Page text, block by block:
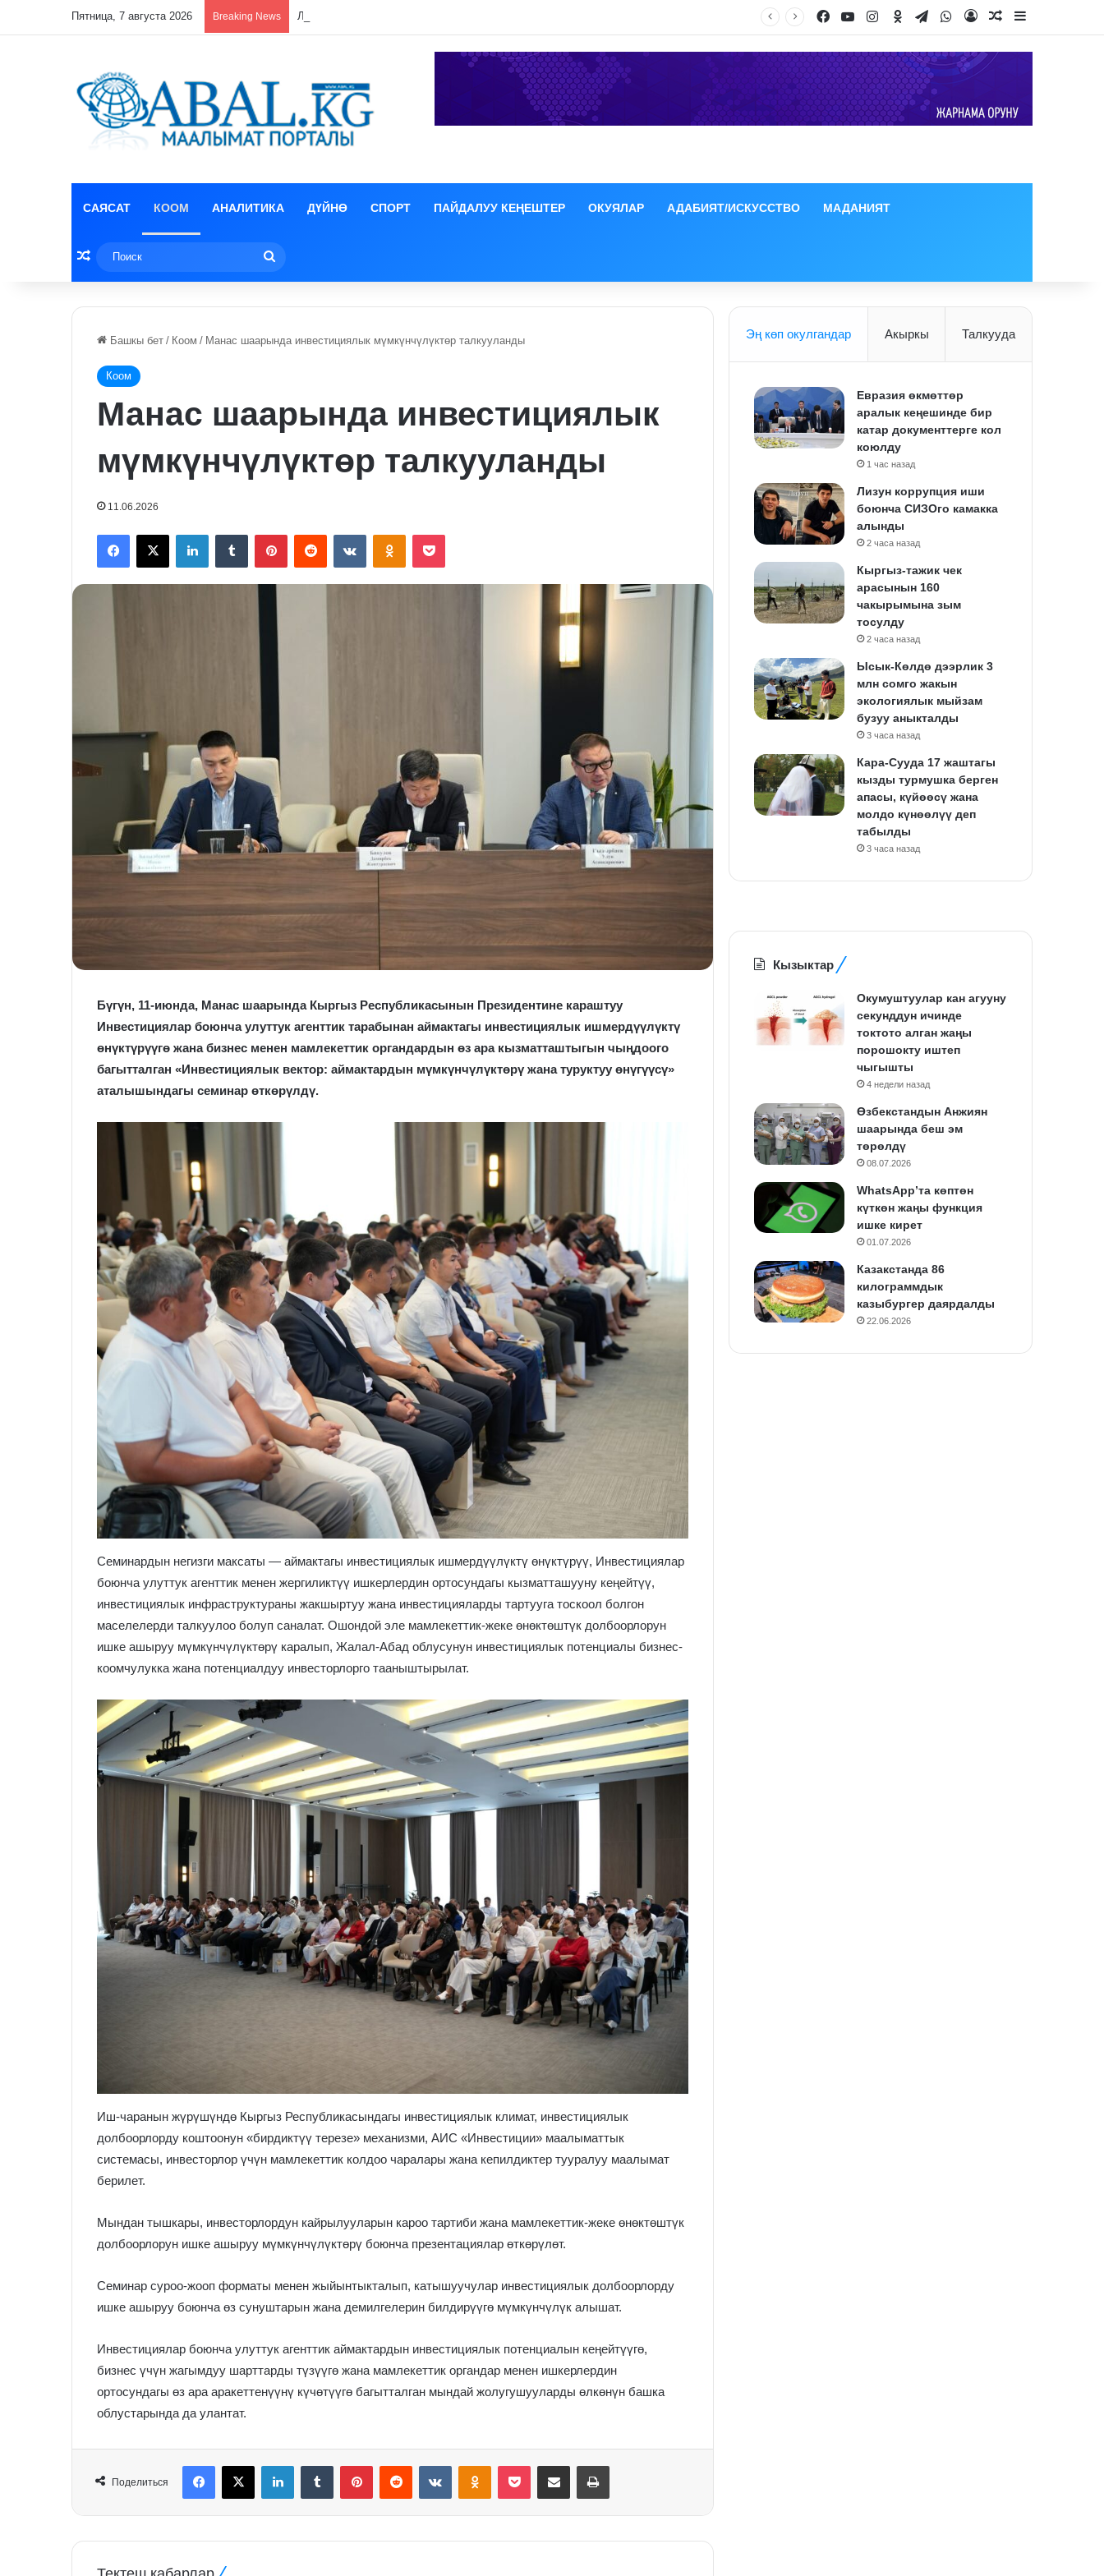
Пятница, 7 августа 2026 Breaking News Лизун коррупция иши боюнча СИЗОго камакка алынды Facebook
YouTubeInstagram
Odnoklassniki
TelegramWhatsApp
Log InRandom Article
Sidebar
САЯСАТ КООМ АНАЛИТИКА ДҮЙНӨ СПОРТ ПАЙДАЛУУ КЕҢЕШТЕР ОКУЯЛАР АДАБИЯТ/ИСКУССТВО МАДАНИЯТ
Random Article
Башкы бет / Коом / Манас шаарында инвестициялык мүмкүнчүлүктөр талкууланды
Коом
Манас шаарында инвестициялык
мүмкүнчүлүктөр талкууланды
11.06.2026
FacebookX LinkedInTumblr PinterestReddit VKontakteOdnoklassniki
Pocket
Бүгүн, 11-июнда, Манас шаарында Кыргыз Республикасынын Президентине караштуу
Инвестициялар боюнча улуттук агенттик тарабынан аймактагы инвестициялык ишмердүүлүктү
өнүктүрүүгө жана бизнес менен мамлекеттик органдардын өз ара кызматташтыгын чыңдоого
багытталган «Инвестициялык вектор: аймактардын мүмкүнчүлүктөрү жана туруктуу өнүгүүсү»
аталышындагы семинар өткөрүлдү.
Семинардын негизги максаты — аймактагы инвестициялык ишмердүүлүктү өнүктүрүү, Инвестициялар
боюнча улуттук агенттик менен жергиликтүү ишкерлердин ортосундагы кызматташууну кеңейтүү,
инвестициялык инфраструктураны жакшыртуу жана инвестицияларды тартууга тоскоол болгон
маселелерди талкуулоо болуп саналат. Ошондой эле мамлекеттик-жеке өнөктөштүк долбоорлорун
ишке ашыруу мүмкүнчүлүктөрү каралып, Жалал-Абад облусунун инвестициялык потенциалы бизнес-
коомчулукка жана потенциалдуу инвесторлорго тааныштырылат.
Иш-чаранын жүрүшүндө Кыргыз Республикасындагы инвестициялык климат, инвестициялык
долбоорлорду коштоонун «бирдиктүү терезе» механизми, АИС «Инвестиции» маалыматтык
системасы, инвесторлор үчүн мамлекеттик колдоо чаралары жана кепилдиктер тууралуу маалымат
берилет.
Мындан тышкары, инвесторлордун кайрылууларын кароо тартиби жана мамлекеттик-жеке өнөктөштүк
долбоорлорун ишке ашыруу мүмкүнчүлүктөрү боюнча презентациялар өткөрүлөт.
Семинар суроо-жооп форматы менен жыйынтыкталып, катышуучулар инвестициялык долбоорлорду
ишке ашыруу боюнча өз сунуштарын жана демилгелерин билдирүүгө мүмкүнчүлүк алышат.
Инвестициялар боюнча улуттук агенттик аймактардын инвестициялык потенциалын кеңейтүүгө,
бизнес үчүн жагымдуу шарттарды түзүүгө жана мамлекеттик органдар менен ишкерлердин
ортосундагы өз ара аракеттенүүнү күчөтүүгө багытталган мындай жолугушууларды өлкөнүн башка
облустарында да улантат.
Поделиться
FacebookX LinkedInTumblr PinterestReddit VKontakteOdnoklassniki
Pocket Share via Email Print
Эң көп окулгандар Акыркы Талкууда
Евразия өкмөттөр
аралык кеңешинде бир
катар документтерге кол
коюлду
1 час назад
Лизун коррупция иши
боюнча СИЗОго камакка
алынды
2 часа назад
Кыргыз-тажик чек
арасынын 160
чакырымына зым
тосулду
2 часа назад
Ысык-Көлдө дээрлик 3
млн сомго жакын
экологиялык мыйзам
бузуу аныкталды
3 часа назад
Кара-Сууда 17 жаштагы
кызды турмушка берген
апасы, күйөөсү жана
молдо күнөөлүү деп
табылды
3 часа назад
Кызыктар
Окумуштуулар кан агууну
секунддун ичинде
токтото алган жаңы
порошокту иштеп
чыгышты
4 недели назад
Өзбекстандын Анжиян
шаарында беш эм
төрөлдү
08.07.2026
WhatsApp’та көптөн
күткөн жаңы функция
ишке кирет
01.07.2026
Казакстанда 86
килограммдык
казыбургер даярдалды
22.06.2026